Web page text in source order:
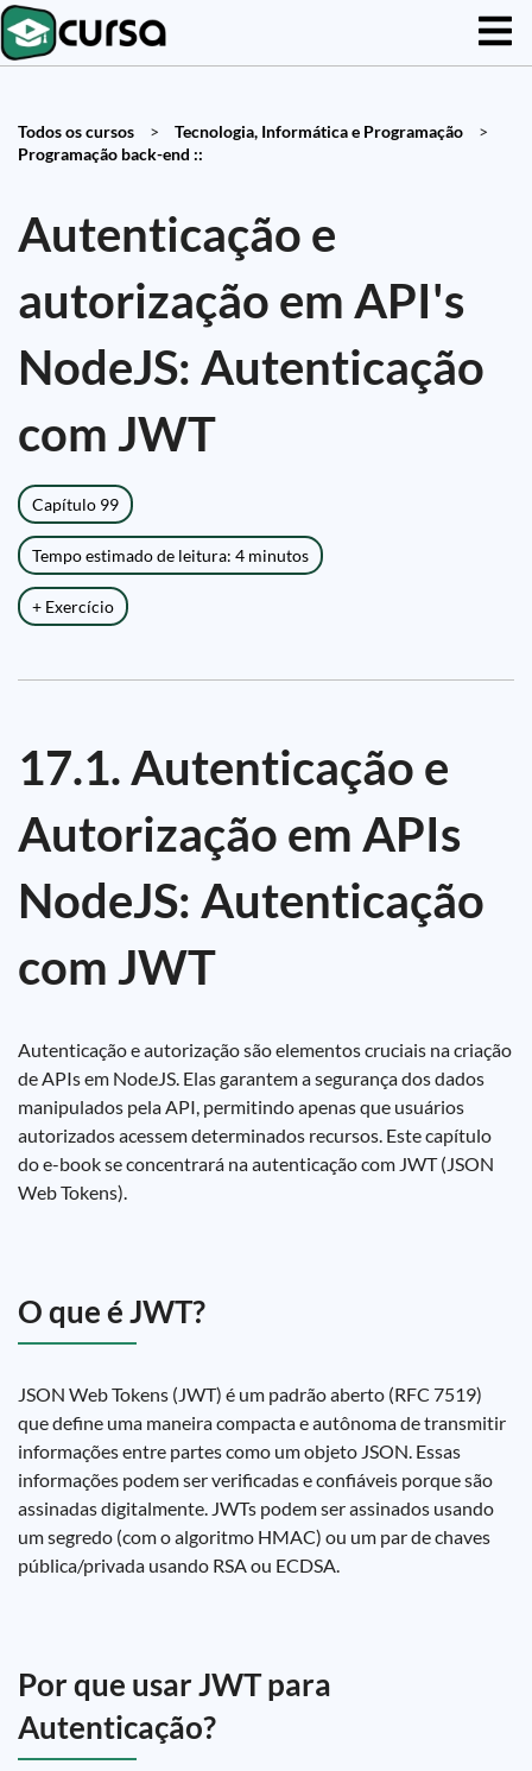
Todos os cursos > Tecnologia, Informática e Programação
>
Programação back-end ::
Autenticação e
autorização em API's
NodeJS: Autenticação
com JWT
Capítulo 99
Tempo estimado de leitura: 4 minutos
+ Exercício
17.1. Autenticação e
Autorização em APIs
NodeJS: Autenticação
com JWT
Autenticação e autorização são elementos cruciais na criação
de APIs em NodeJS. Elas garantem a segurança dos dados
manipulados pela API, permitindo apenas que usuários
autorizados acessem determinados recursos. Este capítulo
do e-book se concentrará na autenticação com JWT (JSON
Web Tokens).
O que é JWT?
JSON Web Tokens (JWT) é um padrão aberto (RFC 7519)
que define uma maneira compacta e autônoma de transmitir
informações entre partes como um objeto JSON. Essas
informações podem ser verificadas e confiáveis porque são
assinadas digitalmente. JWTs podem ser assinados usando
um segredo (com o algoritmo HMAC) ou um par de chaves
pública/privada usando RSA ou ECDSA.
Por que usar JWT para
Autenticação?